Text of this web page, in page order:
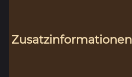
Zusatzinformationen